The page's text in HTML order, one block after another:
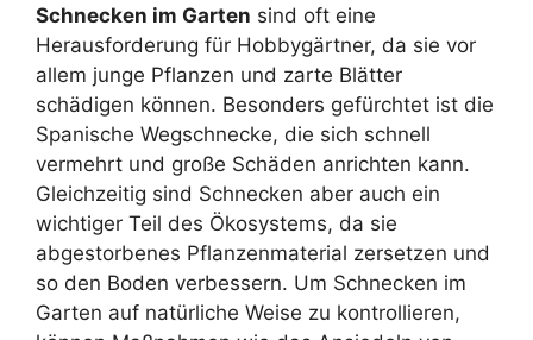
Schnecken im Garten sind oft eine
Herausforderung für Hobbygärtner, da sie vor
allem junge Pflanzen und zarte Blätter
schädigen können. Besonders gefürchtet ist die
Spanische Wegschnecke, die sich schnell
vermehrt und große Schäden anrichten kann.
Gleichzeitig sind Schnecken aber auch ein
wichtiger Teil des Ökosystems, da sie
abgestorbenes Pflanzenmaterial zersetzen und
so den Boden verbessern. Um Schnecken im
Garten auf natürliche Weise zu kontrollieren,